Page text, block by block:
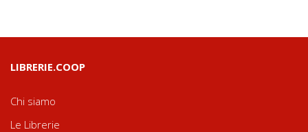
LIBRERIE.COOP
Chi siamo
Le Librerie